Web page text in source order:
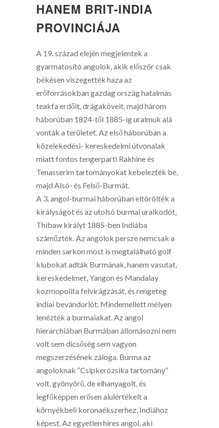
HANEM BRIT-INDIA
PROVINCIÁJA
A 19. század elején megjelentek a
gyarmatosító angolok, akik először csak
békésen viszegették haza az
erőforrásokban gazdag ország hatalmas
teakfa erdőit, drágaköveit, majd három
háborúban 1824-től 1885-ig uralmuk alá
vonták a területet. Az első háborúban a
közelekedési- kereskedelmi útvonalak
miatt fontos tengerparti Rakhine és
Tenasserim tartományokat kebelezték be,
majd Alsó- és Felső-Burmát.
A 3. angol-burmai háborúban eltörölték a
királyságot és az utolsó burmai uralkodót,
Thibaw királyt 1885-ben Indiába
száműzték. Az angolok persze nemcsak a
minden sarkon most is megtalálható golf
klubokat adták Burmának, hanem vasutat,
kereskedelmet, Yangon és Mandalay
kozmopolita felvirágzását, és rengeteg
indiai bevándorlót. Mindemellett mélyen
lenézték a burmaiakat. Az angol
hierarchiában Burmában állomásozni nem
volt sem dicsőség sem vagyon
megszerzésének záloga. Burma az
angoloknak “Csipkerózsika tartomány”
volt, gyönyörű, de elhanyagolt, és
legfőképpen erősen alulértékelt a
környékbeli koronaékszerhez, Indiához
képest. Az egyetlen híres angol, aki